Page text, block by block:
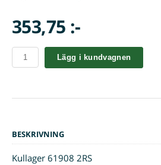
353,75 :-
Lägg i kundvagnen
BESKRIVNING
Kullager 61908 2RS